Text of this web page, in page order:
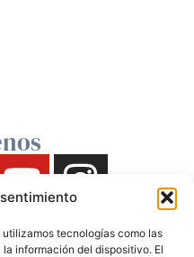
tecnologías como las
información del dispositivo. El